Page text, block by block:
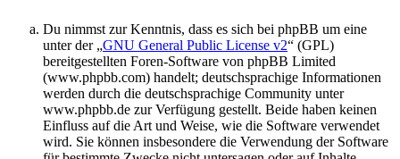
Du nimmst zur Kenntnis, dass es sich bei phpBB um eine
unter der „GNU General Public License v2“ (GPL)
bereitgestellten Foren-Software von phpBB Limited
(www.phpbb.com) handelt; deutschsprachige Informationen
werden durch die deutschsprachige Community unter
www.phpbb.de zur Verfügung gestellt. Beide haben keinen
Einfluss auf die Art und Weise, wie die Software verwendet
wird. Sie können insbesondere die Verwendung der Software